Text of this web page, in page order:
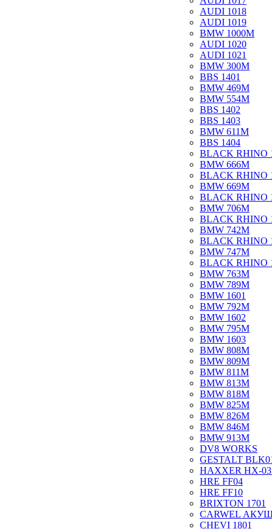
AUDI 1018
AUDI 1019
BMW 1000M
AUDI 1020
AUDI 1021
BMW 300M
BBS 1401
BMW 469M
BMW 554M
BBS 1402
BBS 1403
BMW 611M
BBS 1404
BLACK RHINO
BMW 666M
BLACK RHINO
BMW 669M
BLACK RHINO
BMW 706M
BLACK RHINO
BMW 742M
BLACK RHINO
BMW 747M
BLACK RHINO
BMW 763M
BMW 789M
BMW 1601
BMW 792M
BMW 1602
BMW 795M
BMW 1603
BMW 808M
BMW 809M
BMW 811M
BMW 813M
BMW 818M
BMW 825M
BMW 826M
BMW 846M
BMW 913M
DV8 WORKS
GESTALT
HAXXER HX-
HRE FF04
HRE FF10
BRIXTON 1701
CARWEL
CHEVI 1801